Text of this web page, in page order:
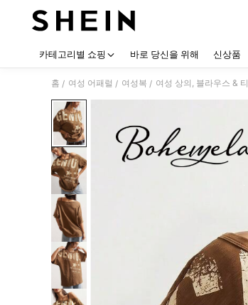
카테고리별 쇼핑 바로 당신을 위해 신상품
홈 / 여성 어패럴 / 여성복 / 여성 상의, 블라우스 & 티